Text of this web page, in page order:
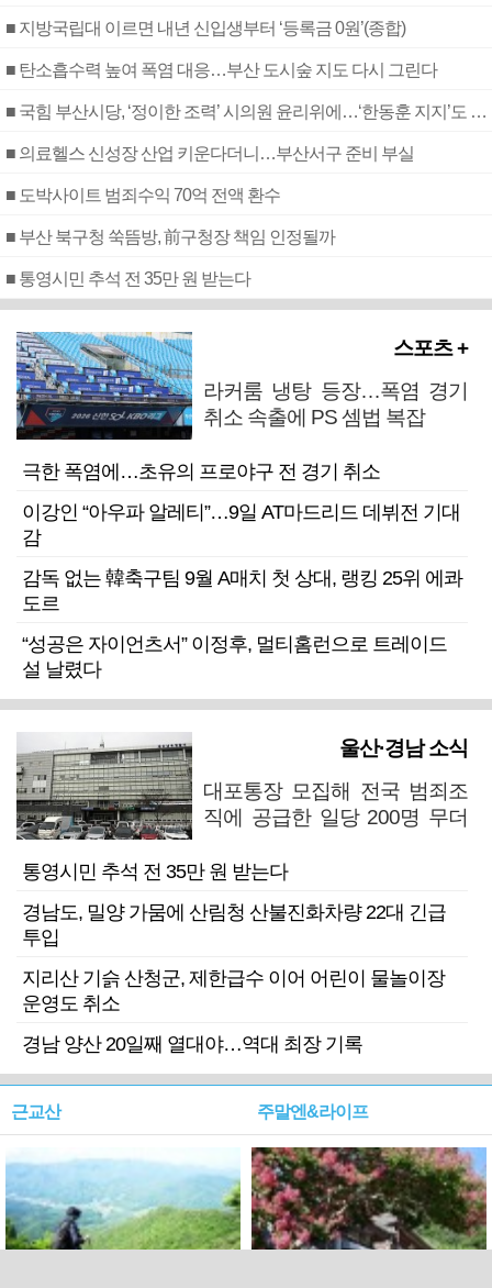
■ 지방국립대 이르면 내년 신입생부터 ‘등록금 0원’(종합)
■ 탄소흡수력 높여 폭염 대응…부산 도시숲 지도 다시 그린다
■ 국힘 부산시당, ‘정이한 조력’ 시의원 윤리위에…‘한동훈 지지’도 신고접수
■ 의료헬스 신성장 산업 키운다더니…부산서구 준비 부실
■ 도박사이트 범죄수익 70억 전액 환수
■ 부산 북구청 쑥뜸방, 前구청장 책임 인정될까
■ 통영시민 추석 전 35만 원 받는다
스포츠 +
라커룸 냉탕 등장…폭염 경기
취소 속출에 PS 셈법 복잡
극한 폭염에…초유의 프로야구 전 경기 취소
이강인 “아우파 알레티”…9일 AT마드리드 데뷔전 기대
감
감독 없는 韓축구팀 9월 A매치 첫 상대, 랭킹 25위 에콰
도르
“성공은 자이언츠서” 이정후, 멀티홈런으로 트레이드
설 날렸다
울산·경남 소식
대포통장 모집해 전국 범죄조
직에 공급한 일당 200명 무더
통영시민 추석 전 35만 원 받는다
경남도, 밀양 가뭄에 산림청 산불진화차량 22대 긴급
투입
지리산 기슭 산청군, 제한급수 이어 어린이 물놀이장
운영도 취소
경남 양산 20일째 열대야…역대 최장 기록
근교산 주말엔&라이프